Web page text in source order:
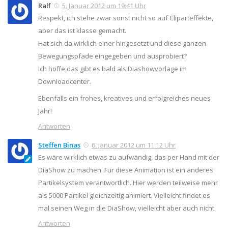
Ralf
5. Januar 2012 um 19:41 Uhr
Respekt, ich stehe zwar sonst nicht so auf Cliparteffekte,
aber das ist klasse gemacht.
Hat sich da wirklich einer hingesetzt und diese ganzen
Bewegungspfade eingegeben und ausprobiert?
Ich hoffe das gibt es bald als Diashowvorlage im
Downloadcenter.
Ebenfalls ein frohes, kreatives und erfolgreiches neues
Jahr!
Antworten
Steffen Binas
6. Januar 2012 um 11:12 Uhr
Es wäre wirklich etwas zu aufwändig, das per Hand mit der
DiaShow zu machen. Für diese Animation ist ein anderes
Partikelsystem verantwortlich. Hier werden teilweise mehr
als 5000 Partikel gleichzeitig animiert. Vielleicht findet es
mal seinen Weg in die DiaShow, vielleicht aber auch nicht.
Antworten